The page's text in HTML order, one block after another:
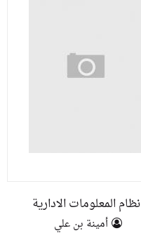
نظام المعلومات الادارية
أمينة بن علي